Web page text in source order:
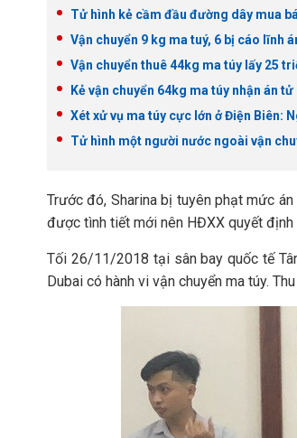
Tử hình kẻ cầm đầu đường dây mua
Vận chuyển 9 kg ma tuý, 6 bị cáo lĩnh
Vận chuyển thuê 44kg ma túy lấy 25
Kẻ vận chuyển 64kg ma túy nhận án tử
Xét xử vụ ma túy cực lớn ở Điện Biên:
Tử hình một người nước ngoài vận
Trước đó, Sharina bị tuyên phạt mức
được tình tiết mới nên HĐXX quyết định
Tối 26/11/2018 tại sân bay quốc tế
Dubai có hành vi vận chuyển ma túy.